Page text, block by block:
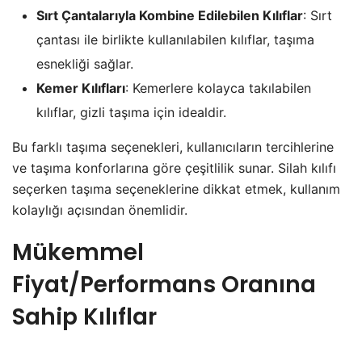
Sırt Çantalarıyla Kombine Edilebilen Kılıflar: Sırt
çantası ile birlikte kullanılabilen kılıflar, taşıma
esnekliği sağlar.
Kemer Kılıfları: Kemerlere kolayca takılabilen
kılıflar, gizli taşıma için idealdir.
Bu farklı taşıma seçenekleri, kullanıcıların tercihlerine
ve taşıma konforlarına göre çeşitlilik sunar. Silah kılıfı
seçerken taşıma seçeneklerine dikkat etmek, kullanım
kolaylığı açısından önemlidir.
Mükemmel
Fiyat/Performans Oranına
Sahip Kılıflar